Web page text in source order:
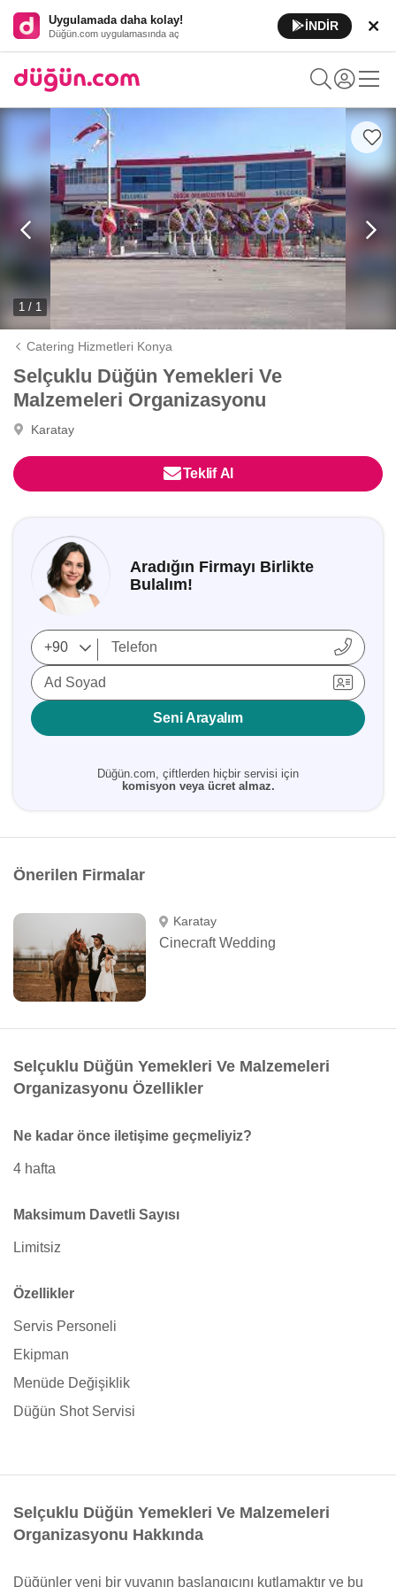
Uygulamada daha kolay!
Düğün.com uygulamasında aç
İNDİR
1 / 1
Catering Hizmetleri Konya
Selçuklu Düğün Yemekleri Ve
Malzemeleri Organizasyonu
Karatay
Teklif Al
Aradığın Firmayı Birlikte
Bulalım!
Ad Soyad
Seni Arayalım
Düğün.com, çiftlerden hiçbir servisi için
komisyon veya ücret almaz.
Önerilen Firmalar
Karatay
Cinecraft Wedding
Selçuklu Düğün Yemekleri Ve Malzemeleri
Organizasyonu Özellikler
Ne kadar önce iletişime geçmeliyiz?
4 hafta
Maksimum Davetli Sayısı
Limitsiz
Özellikler
Servis Personeli
Ekipman
Menüde Değişiklik
Düğün Shot Servisi
Selçuklu Düğün Yemekleri Ve Malzemeleri
Organizasyonu Hakkında
Düğünler yeni bir yuvanın başlangıcını kutlamaktır ve bu